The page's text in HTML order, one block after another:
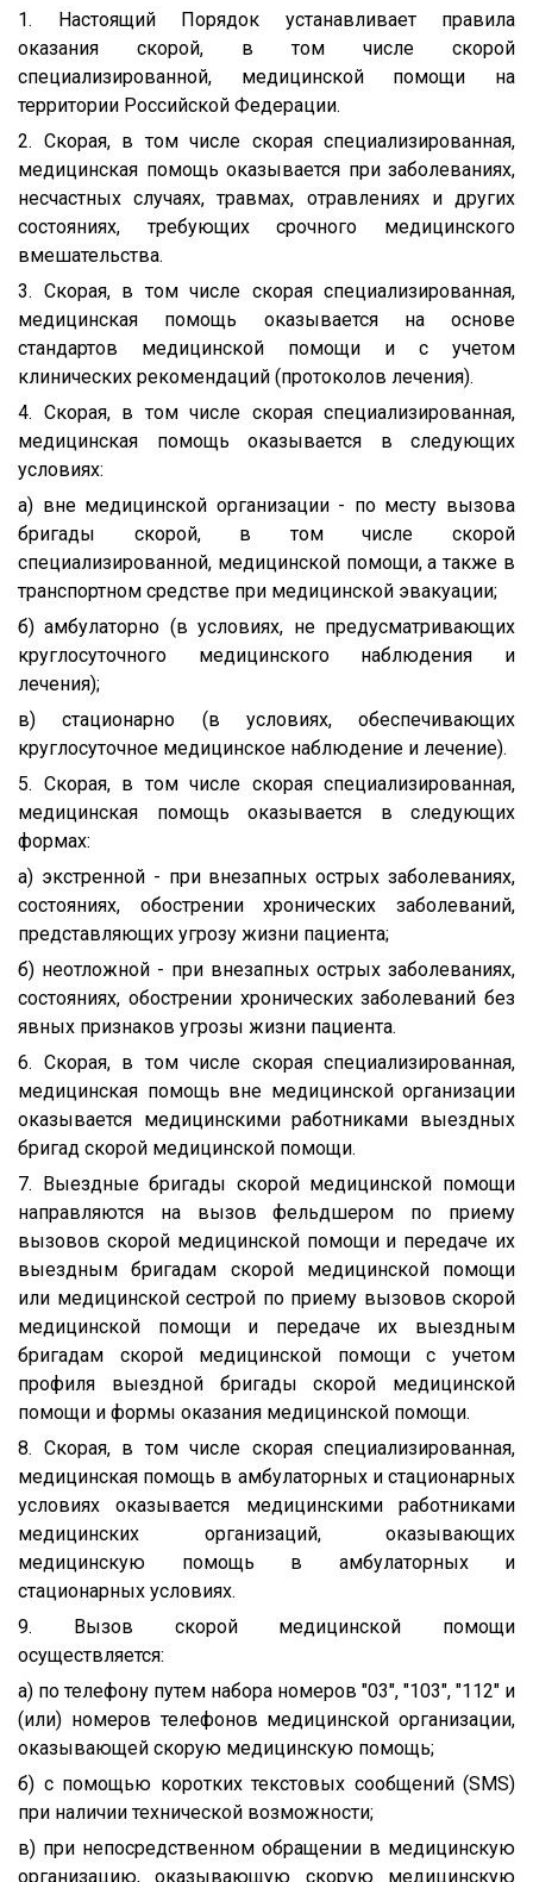
1. Настоящий Порядок устанавливает правила
оказания скорой, в том числе скорой
специализированной, медицинской помощи на
территории Российской Федерации.
2. Скорая, в том числе скорая специализированная,
медицинская помощь оказывается при заболеваниях,
несчастных случаях, травмах, отравлениях и других
состояниях, требующих срочного медицинского
вмешательства.
3. Скорая, в том числе скорая специализированная,
медицинская помощь оказывается на основе
стандартов медицинской помощи и с учетом
клинических рекомендаций (протоколов лечения).
4. Скорая, в том числе скорая специализированная,
медицинская помощь оказывается в следующих
условиях:
а) вне медицинской организации - по месту вызова
бригады скорой, в том числе скорой
специализированной, медицинской помощи, а также в
транспортном средстве при медицинской эвакуации;
б) амбулаторно (в условиях, не предусматривающих
круглосуточного медицинского наблюдения и
лечения);
в) стационарно (в условиях, обеспечивающих
круглосуточное медицинское наблюдение и лечение).
5. Скорая, в том числе скорая специализированная,
медицинская помощь оказывается в следующих
формах:
а) экстренной - при внезапных острых заболеваниях,
состояниях, обострении хронических заболеваний,
представляющих угрозу жизни пациента;
б) неотложной - при внезапных острых заболеваниях,
состояниях, обострении хронических заболеваний без
явных признаков угрозы жизни пациента.
6. Скорая, в том числе скорая специализированная,
медицинская помощь вне медицинской организации
оказывается медицинскими работниками выездных
бригад скорой медицинской помощи.
7. Выездные бригады скорой медицинской помощи
направляются на вызов фельдшером по приему
вызовов скорой медицинской помощи и передаче их
выездным бригадам скорой медицинской помощи
или медицинской сестрой по приему вызовов скорой
медицинской помощи и передаче их выездным
бригадам скорой медицинской помощи с учетом
профиля выездной бригады скорой медицинской
помощи и формы оказания медицинской помощи.
8. Скорая, в том числе скорая специализированная,
медицинская помощь в амбулаторных и стационарных
условиях оказывается медицинскими работниками
медицинских организаций, оказывающих
медицинскую помощь в амбулаторных и
стационарных условиях.
9. Вызов скорой медицинской помощи
осуществляется:
а) по телефону путем набора номеров "03", "103", "112" и
(или) номеров телефонов медицинской организации,
оказывающей скорую медицинскую помощь;
б) с помощью коротких текстовых сообщений (SMS)
при наличии технической возможности;
в) при непосредственном обращении в медицинскую
организацию, оказывающую скорую медицинскую